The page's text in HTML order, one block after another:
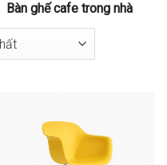
Bàn ghế cafe trong nhà